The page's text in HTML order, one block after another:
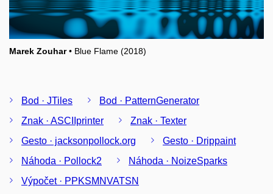
Marek Zouhar• Blue Flame (2018)
Bod · JTiles
Bod · PatternGenerator
Znak · ASCIIprinter
Znak · Texter
Gesto · jacksonpollock.org
Gesto · Drippaint
Náhoda · Pollock2
Náhoda · NoizeSparks
Výpočet · PPKSMNVATSN